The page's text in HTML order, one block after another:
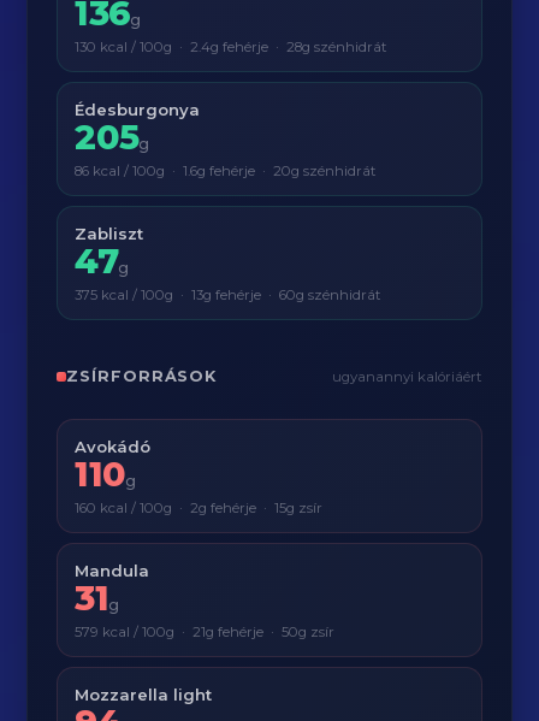
136g
130 kcal / 100g · 2.4g fehérje · 28g szénhidrát
Édesburgonya
205g
86 kcal / 100g · 1.6g fehérje · 20g szénhidrát
Zabliszt
47g
375 kcal / 100g · 13g fehérje · 60g szénhidrát
ZSÍRFORRÁSOK ugyanannyi kalóriáért
Avokádó
110g
160 kcal / 100g · 2g fehérje · 15g zsír
Mandula
31g
579 kcal / 100g · 21g fehérje · 50g zsír
Mozzarella light